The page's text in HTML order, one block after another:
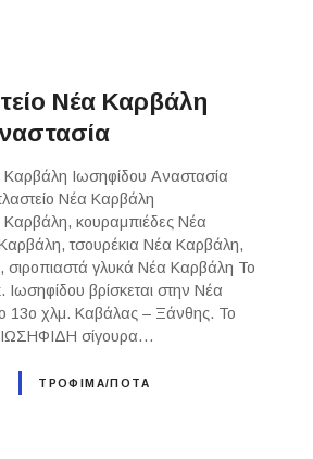
Νέα Καρβάλη
Ιωσηφίδου Αναστασία
Νέα Καρβάλη
κουραμπιέδες Νέα
τσουρέκια Νέα Καρβάλη,
σιροπιαστά γλυκά Νέα Καρβάλη Το
Ιωσηφίδου βρίσκεται στην Νέα
13ο χλμ. Καβάλας – Ξάνθης. Το
ΙΩΣΗΦΙΔΗ σίγουρα…
ΤΡΟΦΙΜΑ/ΠΟΤΑ